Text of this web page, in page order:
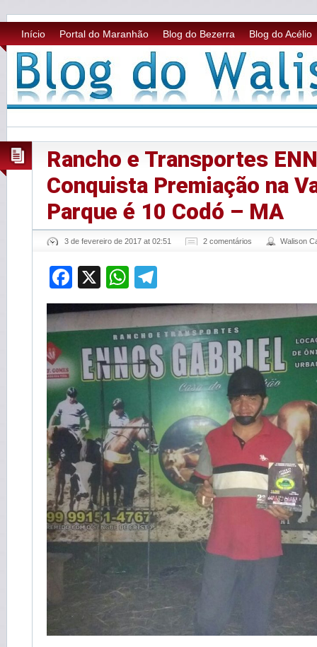
Início Portal do Maranhão Blog do Bezerra Blog do Acélio
Rancho e Transportes
Conquista Premiação na
Parque é 10 Codó – MA
3 de fevereiro de 2017 at 02:51 2 comentários Walison
Facebook
X WhatsApp